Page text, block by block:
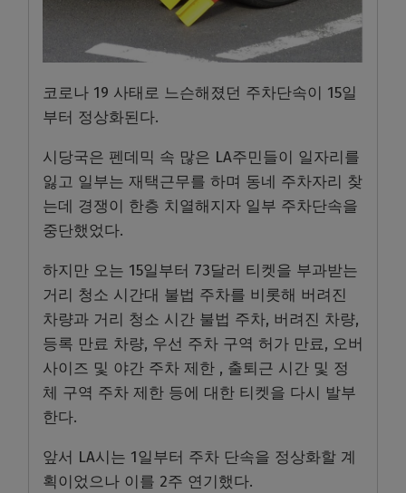
코로나 19 사태로 느슨해졌던 주차단속이 15일
부터 정상화된다.
시당국은 펜데믹 속 많은 LA주민들이 일자리를
잃고 일부는 재택근무를 하며 동네 주차자리 찾
는데 경쟁이 한층 치열해지자 일부 주차단속을
중단했었다.
하지만 오는 15일부터 73달러 티켓을 부과받는
거리 청소 시간대 불법 주차를 비롯해 버려진
차량과 거리 청소 시간 불법 주차, 버려진 차량,
등록 만료 차량, 우선 주차 구역 허가 만료, 오버
사이즈 및 야간 주차 제한 , 출퇴근 시간 및 정
체 구역 주차 제한 등에 대한 티켓을 다시 발부
한다.
앞서 LA시는 1일부터 주차 단속을 정상화할 계
획이었으나 이를 2주 연기했다.